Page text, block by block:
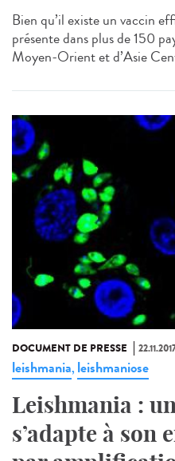
Bien qu’il existe un vaccin
présente dans plus de 150
Moyen-Orient et d’Asie
DOCUMENT DE PRESSE
leishmania, leishmaniose
Leishmania :
s’adapte à son